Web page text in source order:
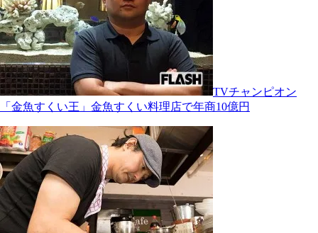
TVチャンピオン
「金魚すくい王」金魚すくい料理店で年商10億円